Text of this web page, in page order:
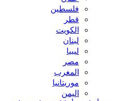
فلسطين
قطر
الكويت
لبنان
ليبيا
مصر
المغرب
موريتانيا
اليمن